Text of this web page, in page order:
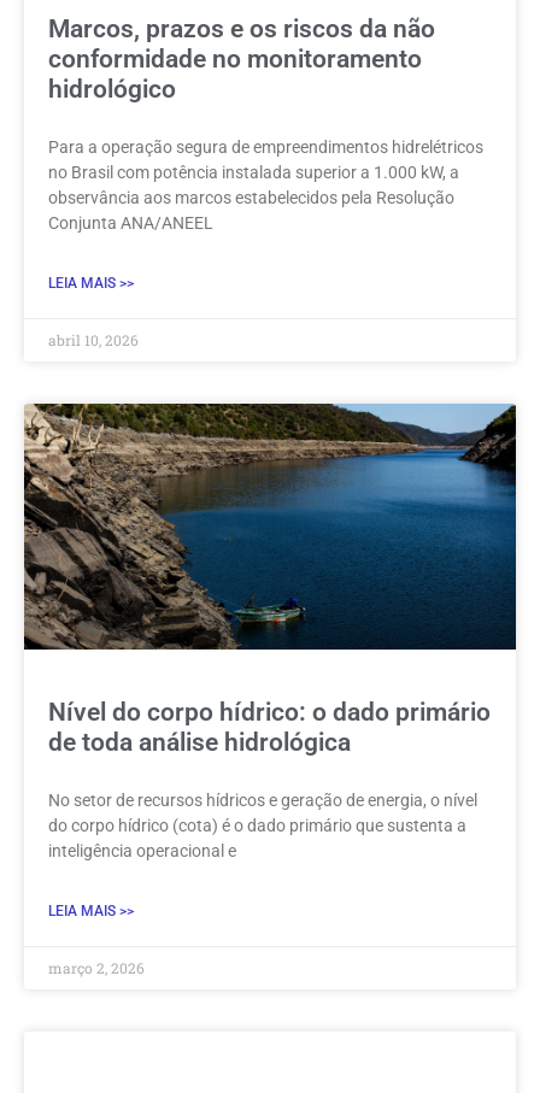
Marcos, prazos e os riscos da não
conformidade no monitoramento
hidrológico
Para a operação segura de empreendimentos hidrelétricos
no Brasil com potência instalada superior a 1.000 kW, a
observância aos marcos estabelecidos pela Resolução
Conjunta ANA/ANEEL
LEIA MAIS >>
abril 10, 2026
Nível do corpo hídrico: o dado primário
de toda análise hidrológica
No setor de recursos hídricos e geração de energia, o nível
do corpo hídrico (cota) é o dado primário que sustenta a
inteligência operacional e
LEIA MAIS >>
março 2, 2026